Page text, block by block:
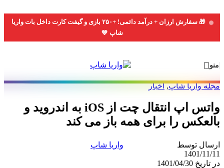
navigation
to
content
🎁 سفارش ارزان + درآمد دائمی! +۲۵۰ بازی و گیفت کارت داخل بات واریا
شاپ 💙
منو
مجله واریا شاپ,اخبار
واتس اپ انتقال چت از iOS به اندروید و
بالعکس را برای همه باز می کند
ارسال توسط
واریا شاپ
1401/11/11
در تاریخ 1401/04/30